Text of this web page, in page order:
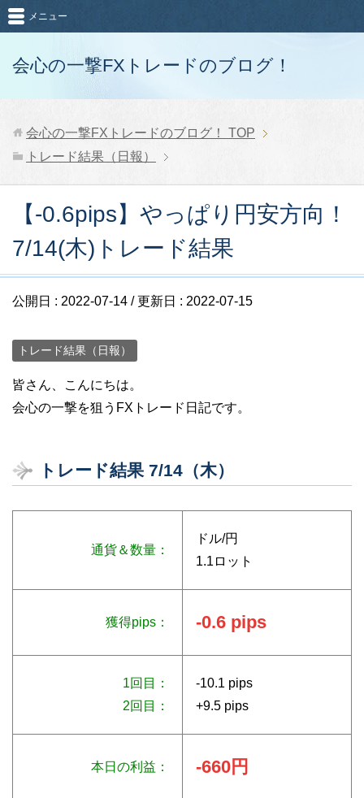
会心の一撃FXトレードのブログ！
メニュー
会心の一撃FXトレードのブログ！
TOP
トレード結果（日報）
【-0.6pips】やっぱり円安方向！
7/14(木)トレード結果
公開日 : 2022-07-14 / 更新日 : 2022-07-15
トレード結果（日報）
皆さん、こんにちは。
会心の一撃を狙うFXトレード日記です。
トレード結果 7/14（木）
通貨＆数量：
ドル/円
1.1ロット
獲得pips： -0.6 pips
1回目：
2回目：
-10.1 pips
+9.5 pips
本日の利益： -660円